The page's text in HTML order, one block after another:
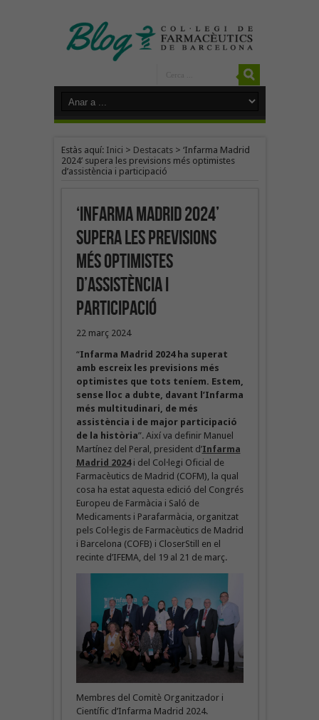
Estàs aquí: Inici > Destacats> ‘Infarma Madrid
2024’ supera les previsions més optimistes
d’assistència i participació
‘Infarma Madrid 2024’
supera les previsions
més optimistes
d’assistència i
participació
22 març 2024
“Infarma Madrid 2024 ha superat
amb escreix les previsions més
optimistes que tots teníem. Estem,
sense lloc a dubte, davant l’Infarma
més multitudinari, de més
assistència i de major participació
de la història”. Així va definir Manuel
Martínez del Peral, president d’Infarma
Madrid 2024 i del Col·legi Oficial de
Farmacèutics de Madrid (COFM), la qual
cosa ha estat aquesta edició del Congrés
Europeu de Farmàcia i Saló de
Medicaments i Parafarmàcia, organitzat
pels Col·legis de Farmacèutics de Madrid
i Barcelona (COFB) i CloserStill en el
recinte d’IFEMA, del 19 al 21 de març.
Membres del Comitè Organitzador i
Científic d’Infarma Madrid 2024.